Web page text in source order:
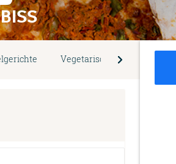
Vegetarische Gerichte